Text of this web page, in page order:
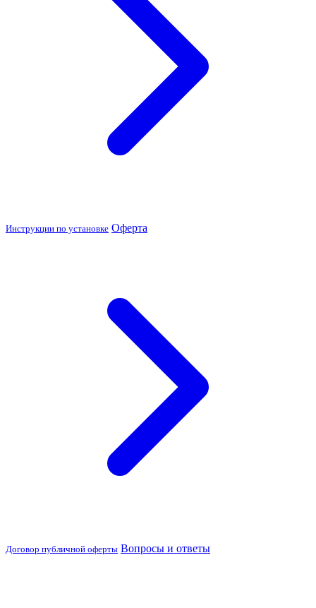
Инструкции по установке Оферта
Договор публичной оферты Вопросы и ответы